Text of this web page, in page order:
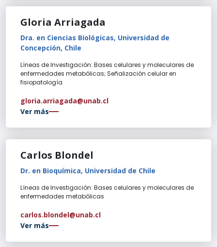
Gloria Arriagada
Dra. en Ciencias Biológicas, Universidad de
Concepción, Chile
Líneas de Investigación: Bases celulares y moleculares de
enfermedades metabólicas; Señalización celular en
fisiopatología
gloria.arriagada@unab.cl
Ver más
Carlos Blondel
Dr. en Bioquímica, Universidad de Chile
Líneas de Investigación: Bases celulares y moleculares de
enfermedades metabólicas
carlos.blondel@unab.cl
Ver más